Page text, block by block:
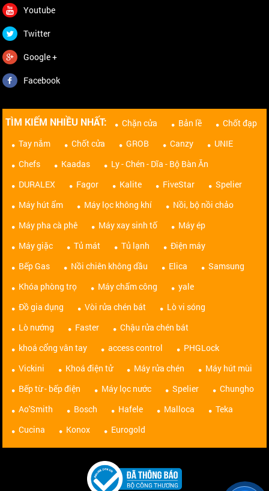
Youtube
Twitter
Google +
Facebook
TÌM KIẾM NHIỀU NHẤT: Chặn cửa Bản lề
Chốt đạp
Tay nắm
Chốt cửa GROB Canzy
UNIE
Chefs
Kaadas
Ly - Chén - Dĩa - Bộ Bàn Ăn
DURALEX
Fagor Kalite FiveStar
Spelier
Máy hút ẩm
Máy lọc không khí
Nồi, bộ nồi chảo
Máy pha cà phê
Máy xay sinh tố
Máy ép
Máy giặc
Tủ mát Tủ lạnh
Điện máy
Bếp Gas
Nồi chiên không dầu Elica
Samsung
Khóa phòng trọ
Máy chấm công
yale
Đồ gia dụng
Vòi rửa chén bát
Lò vi sóng
Lò nướng
Faster
Chậu rửa chén bát
khoá cổng vân tay
access control
PHGLock
Vickini
Khoá điện tử Máy rửa chén
Máy hút mùi
Bếp từ - bếp điện
Máy lọc nước Spelier
Chungho
Ao'Smith
Bosch Hafele Malloca
Teka
Cucina
Konox Eurogold